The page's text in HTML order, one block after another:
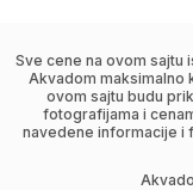
Sve cene na ovom sajtu
Akvadom maksimalno
ovom sajtu budu
fotografijama i
navedene informacije i